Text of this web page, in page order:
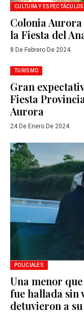
CULTURA Y ESPECTÁCULOS
Colonia
la Fiesta del
8 De Febrero De 2024
TURISMO
Gran
Fiesta
Aurora
24 De Enero De 2024
POLICIALES
Una menor
fue hallada sin
detuvieron a